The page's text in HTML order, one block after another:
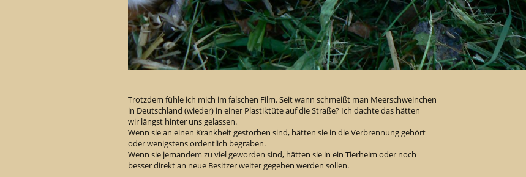
Trotzdem fühle ich mich im falschen Film. Seit wann schmeißt man Meerschweinchen
in Deutschland (wieder) in einer Plastiktüte auf die Straße? Ich dachte das hätten
wir längst hinter uns gelassen.
Wenn sie an einen Krankheit gestorben sind, hätten sie in die Verbrennung gehört
oder wenigstens ordentlich begraben.
Wenn sie jemandem zu viel geworden sind, hätten sie in ein Tierheim oder noch
besser direkt an neue Besitzer weiter gegeben werden sollen.